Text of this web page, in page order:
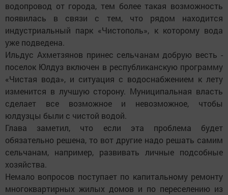
водопровод от города, тем более такая возможность
появилась в связи с тем, что рядом находится
индустриальный парк «Чистополь», к которому вода
уже подведена.
Ильдус Ахметзянов принес сельчанам добрую весть -
поселок Юлдуз включен в респуб­ликанскую программу
«Чистая вода», и ситуация с водоснабжением к лету
изменится в лучшую сторону. Муниципальная власть
сделает все возможное и невозможное, чтобы
юлдузцы были с чистой водой.
Глава заметил, что если эта проблема будет
обязательно решена, то вот другие надо решать самим
сельчанам, например, развивать личные подсобные
хозяйства.
Немало вопросов поступает по капитальному ремонту
многоквартирных жилых домов и по переселению из